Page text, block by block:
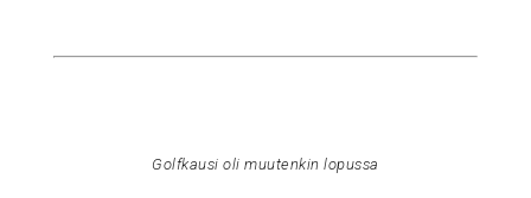
Golfkausi oli muutenkin lopussa